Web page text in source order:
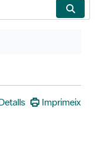
Imprimeix